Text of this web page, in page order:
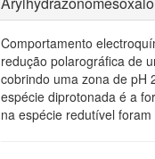
Comportamento
redução polarográfica de
cobrindo uma zona de pH
espécie diprotonada é a
na espécie redutível